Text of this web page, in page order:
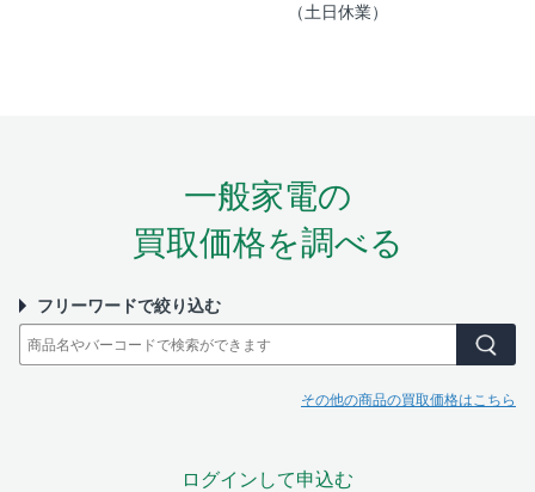
（土日休業）
一般家電の
買取価格を調べる
フリーワードで絞り込む
その他の商品の買取価格はこちら
ログインして申込む